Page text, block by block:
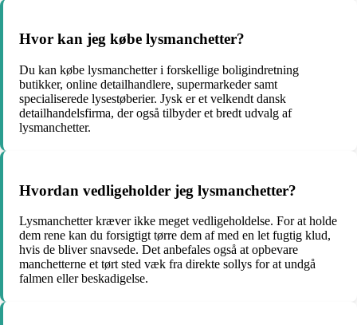
Hvor kan jeg købe lysmanchetter?
Du kan købe lysmanchetter i forskellige boligindretning
butikker, online detailhandlere, supermarkeder samt
specialiserede lysestøberier. Jysk er et velkendt dansk
detailhandelsfirma, der også tilbyder et bredt udvalg af
lysmanchetter.
Hvordan vedligeholder jeg lysmanchetter?
Lysmanchetter kræver ikke meget vedligeholdelse. For at holde
dem rene kan du forsigtigt tørre dem af med en let fugtig klud,
hvis de bliver snavsede. Det anbefales også at opbevare
manchetterne et tørt sted væk fra direkte sollys for at undgå
falmen eller beskadigelse.